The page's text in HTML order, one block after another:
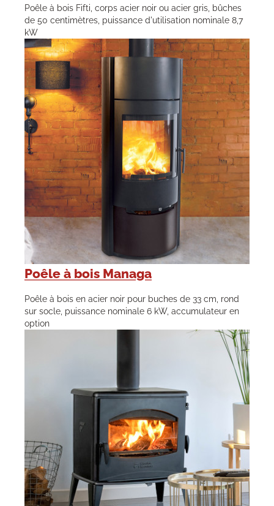
Poêle à bois Fifti, corps acier noir ou acier gris, bûches
de 50 centimètres, puissance d'utilisation nominale 8,7
kW
Poêle à bois Managa
Poêle à bois en acier noir pour buches de 33 cm, rond
sur socle, puissance nominale 6 kW, accumulateur en
option